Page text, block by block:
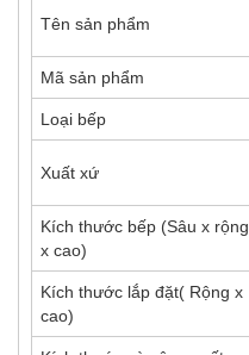
Tên sản phẩm
Mã sản phẩm
Loại bếp
Xuất xứ
Kích thước bếp (Sâu x rộng
x cao)
Kích thước lắp đặt( Rộng x
cao)